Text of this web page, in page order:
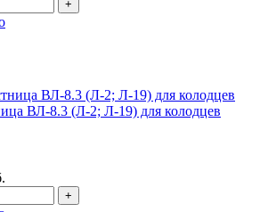
+
ВЛ-8.3 (Л-2; Л-19) для колодцев
+